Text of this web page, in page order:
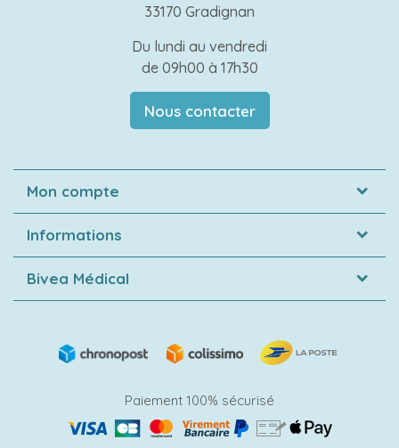
33170 Gradignan
Du lundi au vendredi
de 09h00 à 17h30
Nous contacter
Mon compte
Informations
Bivea Médical
Paiement 100% sécurisé